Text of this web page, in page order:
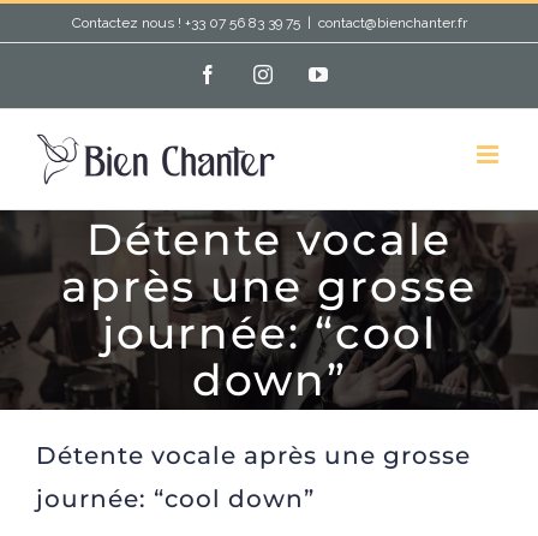
contenu
Contactez nous ! +33 07 56 83 39 75 contact@bienchanter.fr
FacebookInstagramYouTube
Détente vocale
après une grosse
journée: “cool
down”
Détente vocale après une grosse
journée: “cool down”